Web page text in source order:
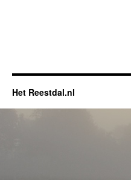
Het Reestdal.nl